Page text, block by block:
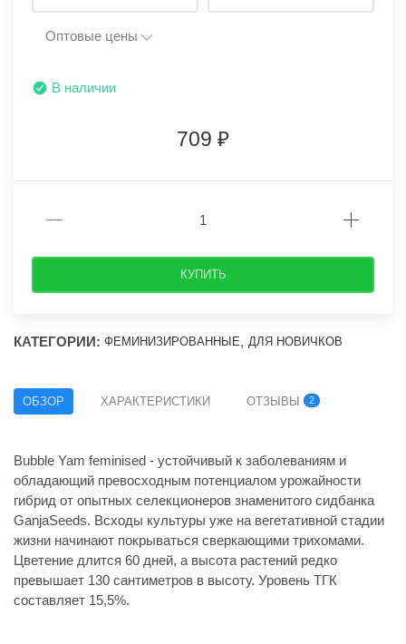
Оптовые цены
В наличии
709
КУПИТЬ
КАТЕГОРИИ: ФЕМИНИЗИРОВАННЫЕ, ДЛЯ НОВИЧКОВ
ОБЗОР ХАРАКТЕРИСТИКИ ОТЗЫВЫ 2
Bubble Yam feminised - устойчивый к заболеваниям и
обладающий превосходным потенциалом урожайности
гибрид от опытных селекционеров знаменитого сидбанка
GanjaSeeds. Всходы культуры уже на вегетативной стадии
жизни начинают покрываться сверкающими трихомами.
Цветение длится 60 дней, а высота растений редко
превышает 130 сантиметров в высоту. Уровень ТГК
составляет 15,5%.